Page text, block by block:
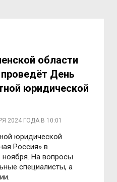
области
День
юридической
2024 ГОДА В 10:01
юридической
Россия» в
На вопросы
специалисты, а